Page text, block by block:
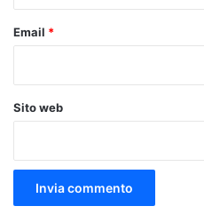
Email *
Sito web